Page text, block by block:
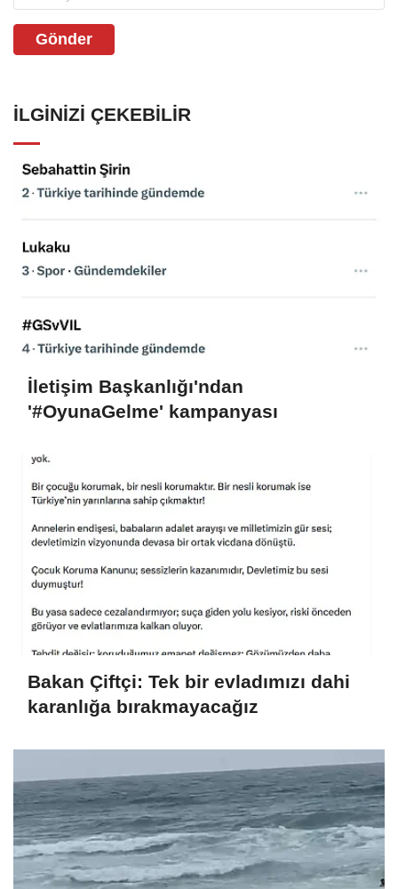
Gönder
İLGINIZI ÇEKEBILIR
İletişim Başkanlığı'ndan
'#OyunaGelme' kampanyası
Bakan Çiftçi: Tek bir evladımızı dahi
karanlığa bırakmayacağız